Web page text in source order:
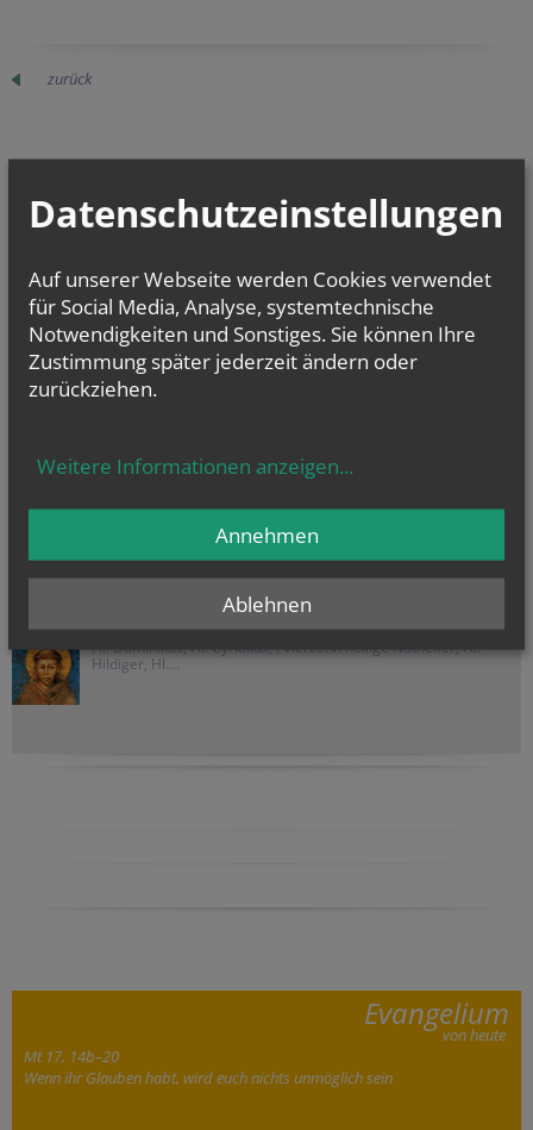
zurück
GOTTESDIENSTE
in der Nähe
nach Plz
Mo.., 10. August 2026 09:00
Zwergerl-Treff im Pfarrhof Gaubitsch
Binden der Kräutersträußchen
Hl. Dominikus, Hl. Cyriakus, , Vierzehn heilige Nothelfer, Hl.
Hildiger, Hl....
Evangelium
von heute
Mt 17, 14b–20
Wenn ihr Glauben habt, wird euch nichts unmöglich sein
Datenschutzeinstellungen
Auf unserer Webseite werden Cookies verwendet
für Social Media, Analyse, systemtechnische
Notwendigkeiten und Sonstiges. Sie können Ihre
Zustimmung später jederzeit ändern oder
zurückziehen.
Weitere Informationen anzeigen...
Ablehnen
Annehmen